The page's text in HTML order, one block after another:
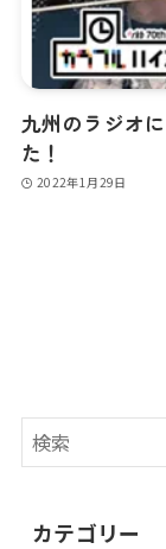
九州のラジオ
た！
2022年1月29日
カテゴリー